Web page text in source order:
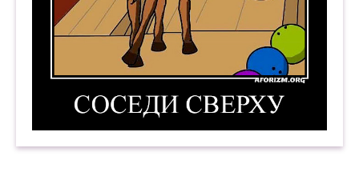
Соседи сверху. Демотиватор